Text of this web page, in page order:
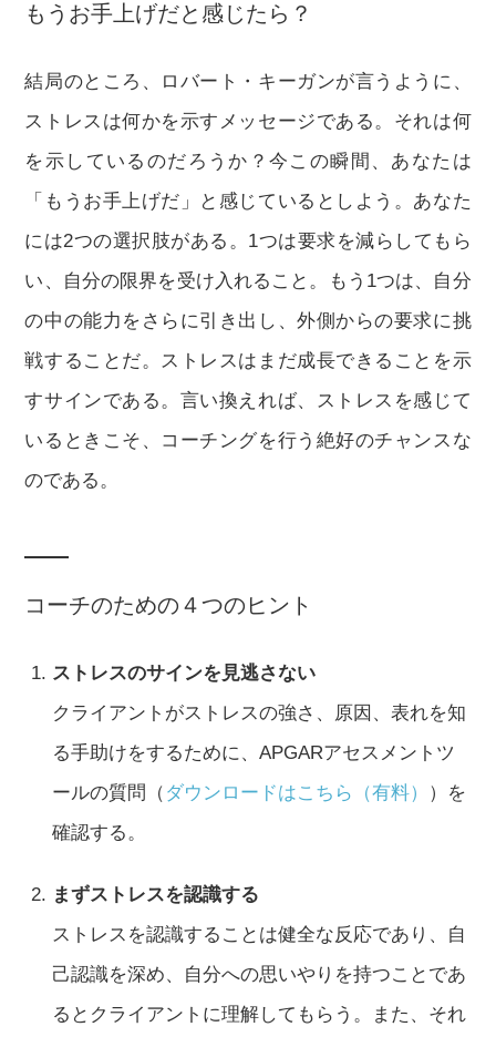
もうお手上げだと感じたら？
結局のところ、ロバート・キーガンが言うように、
ストレスは何かを示すメッセージである。それは何
を示しているのだろうか？今この瞬間、あなたは
「もうお手上げだ」と感じているとしよう。あなた
には2つの選択肢がある。1つは要求を減らしてもら
い、自分の限界を受け入れること。もう1つは、自分
の中の能力をさらに引き出し、外側からの要求に挑
戦することだ。ストレスはまだ成長できることを示
すサインである。言い換えれば、ストレスを感じて
いるときこそ、コーチングを行う絶好のチャンスな
のである。
コーチのための４つのヒント
ストレスのサインを見逃さない
クライアントがストレスの強さ、原因、表れを知
る手助けをするために、APGARアセスメントツ
ールの質問（ ダウンロードはこちら（有料） ）を
確認する。
まずストレスを認識する
ストレスを認識することは健全な反応であり、自
己認識を深め、自分への思いやりを持つことであ
るとクライアントに理解してもらう。また、それ